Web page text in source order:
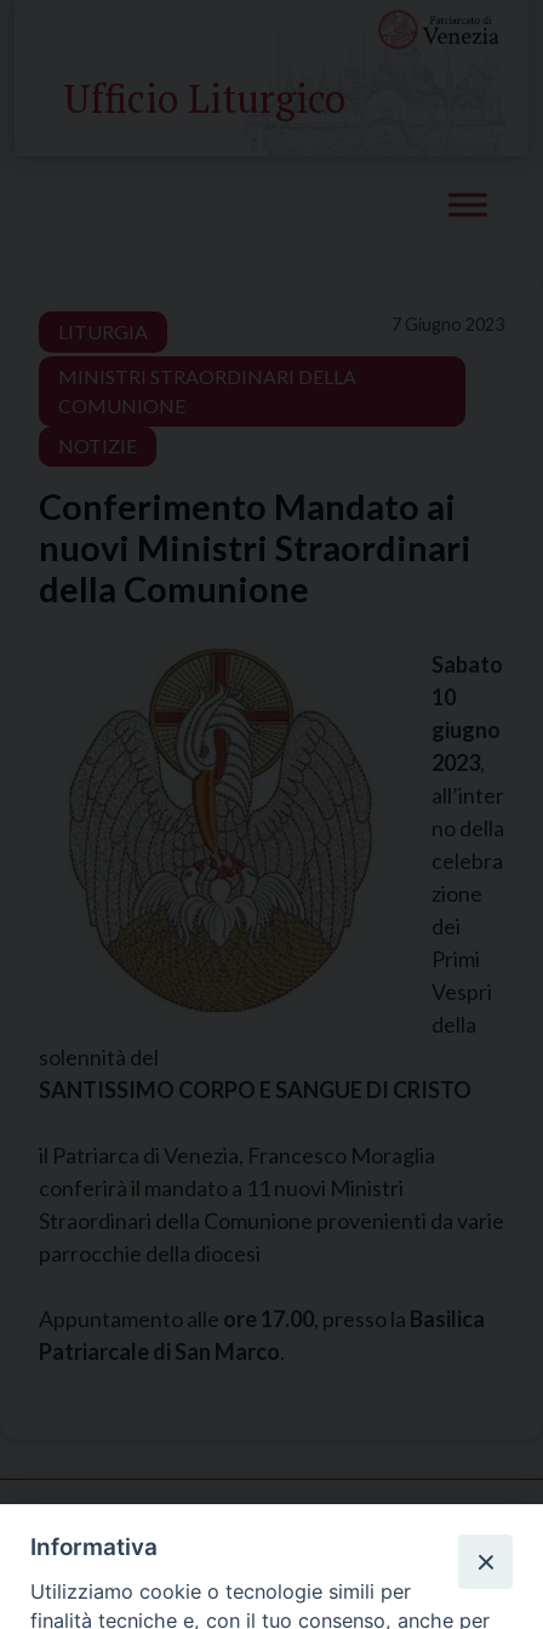
contentUfficio Liturgico
7 Giugno 2023
LITURGIA
MINISTRI STRAORDINARI DELLA
COMUNIONE
NOTIZIE
Conferimento Mandato ai
nuovi Ministri Straordinari
della Comunione
Sabato
10
giugno
2023,
all’inter
no della
celebra
zione
dei
Primi
Vespri
della
solennità del
SANTISSIMO CORPO E SANGUE DI CRISTO
il Patriarca di Venezia, Francesco Moraglia
conferirà il mandato a 11 nuovi Ministri
Straordinari della Comunione provenienti da varie
parrocchie della diocesi
Appuntamento alle ore 17.00, presso la Basilica
Patriarcale di San Marco.
Ufficio Liturgico
Informativa
Utilizziamo cookie o tecnologie simili per
finalità tecniche e, con il tuo consenso, anche per